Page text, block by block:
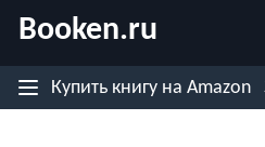
Booken.ru
Купить книгу на Amazon
Назад
Купить книгу на японском